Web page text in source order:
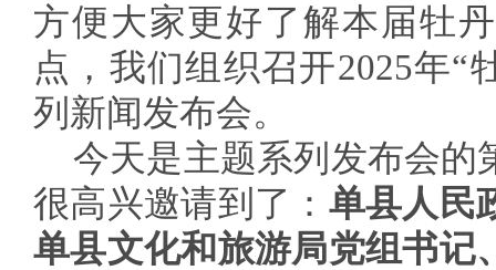
方便大家更好了解本届牡
点，我们组织召开2025年“
列新闻发布会。
今天是主题系列发布会的
很高兴邀请到了： 单县人民
单县文化和旅游局党组书记